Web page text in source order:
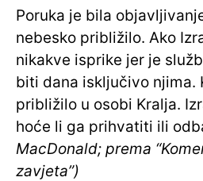
Poruka je bila
nebesko približilo. Ako
nikakve isprike jer je
biti dana isključivo njima.
približilo u osobi Kralja.
hoće li ga prihvatiti ili
MacDonald; prema
zavjeta”)